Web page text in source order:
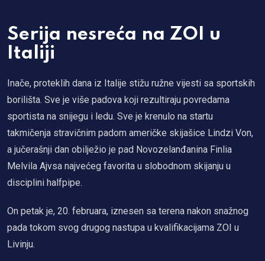
Serija nesreća na ZOI u
Italiji
Inače, proteklih dana iz Italije stižu ružne vijesti sa sportskih
borilišta. Sve je više padova koji rezultiraju povredama
sportista na snijegu i ledu. Sve je krenulo na startu
takmičenja stravičnim padom američke skijašice Lindzi Von,
a jučerašnji dan obilježio je pad Novozelanđanina Finlia
Melvila Ajvsa najvećeg favorita u slobodnom skijanju u
disciplini halfpipe.
On petak je, 20. februara, iznesen sa terena nakon snažnog
pada tokom svog drugog nastupa u kvalifikacijama ZOI u
Livinju.